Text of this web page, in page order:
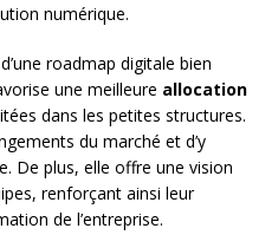
numérique.
roadmap digitale bien
une meilleure allocation
dans les petites structures.
du marché et d’y
De plus, elle offre une vision
renforçant ainsi leur
de l’entreprise.